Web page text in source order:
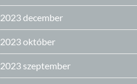
2023 december
2023 október
2023 szeptember